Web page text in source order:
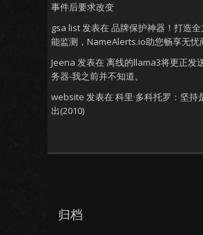
事件后要求改变
gsa list发表在 品牌保护神器！打造
能监测，NameAlerts.io助您畅享无忧
Jeena 发表在 离线的llama3将更正发
务器-我之前并不知道。
website 发表在 科里·多科托罗：坚持
出(2010)
归档